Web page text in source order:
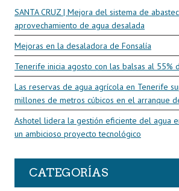
SANTA CRUZ | Mejora del sistema de
aprovechamiento de agua desalada
Mejoras en la desaladora de Fonsalía
Tenerife inicia agosto con las balsas al 55%
Las reservas de agua agrícola en Tenerife
millones de metros cúbicos en el arranque
Ashotel lidera la gestión eficiente del agua
un ambicioso proyecto tecnológico
CATEGORÍAS